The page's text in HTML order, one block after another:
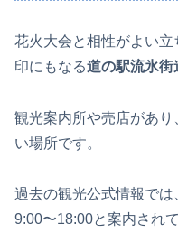
花火大会と相性がよい
印にもなる道の駅流氷街
観光案内所や売店があ
い場所です。
過去の観光公式情報で
9:00〜18:00と案内されて